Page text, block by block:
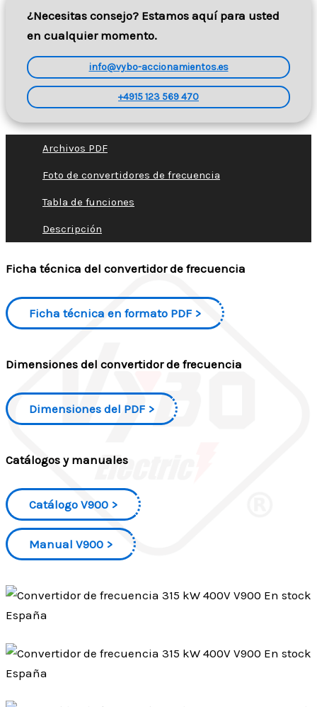
¿Necesitas consejo? Estamos aquí para usted
en cualquier momento.
info@vybo-accionamientos.es
+4915 123 569 470
Archivos PDF
Foto de convertidores de frecuencia
Tabla de funciones
Descripción
Ficha técnica del convertidor de frecuencia
Ficha técnica en formato PDF
Dimensiones del convertidor de frecuencia
Dimensiones del PDF
Catálogos y manuales
Catálogo V900
Manual V900